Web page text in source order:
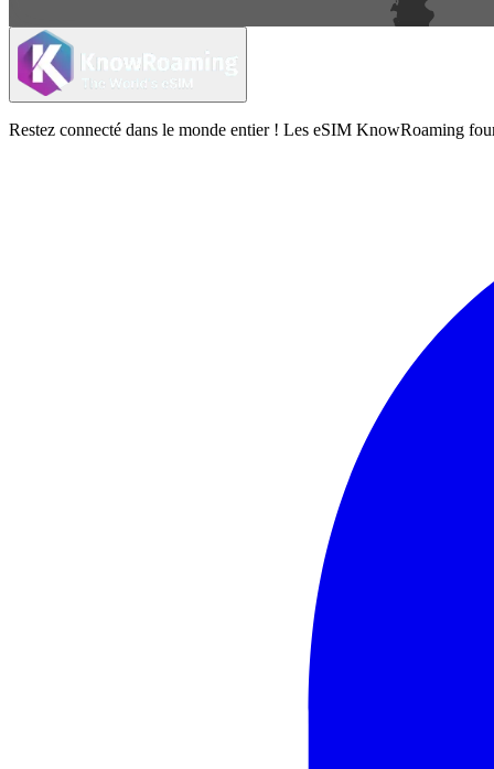
Restez connecté dans le monde entier ! Les eSIM KnowRoaming